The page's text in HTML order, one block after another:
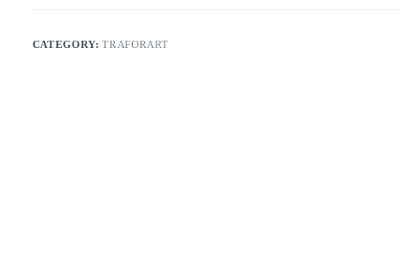
CATEGORY:TRAFORART